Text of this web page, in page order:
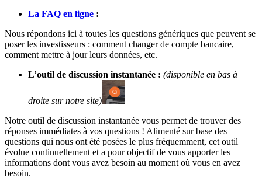
La FAQ en ligne :
Nous répondons ici à toutes les questions génériques que peuvent se
poser les investisseurs : comment changer de compte bancaire,
comment mettre à jour leurs données, etc.
L’outil de discussion instantanée : (disponible en bas à
droite sur notre site)
Notre outil de discussion instantanée vous permet de trouver des
réponses immédiates à vos questions ! Alimenté sur base des
questions qui nous ont été posées le plus fréquemment, cet outil
évolue continuellement et a pour objectif de vous apporter les
informations dont vous avez besoin au moment où vous en avez
besoin.